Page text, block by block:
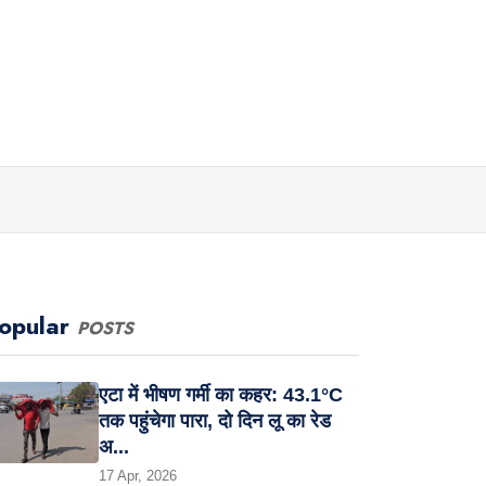
POSTS
एटा में भीषण गर्मी का कहर: 43.1°C
तक पहुंचेगा पारा, दो दिन लू का रेड
अ...
17 Apr, 2026